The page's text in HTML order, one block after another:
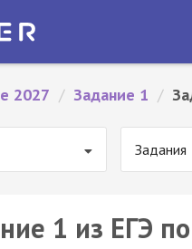
2027 / Задание 1 /
Задания
1 из ЕГЭ